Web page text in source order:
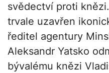
svědectví proti
trvale uzavřen
ředitel agentury
Aleksandr Yatsko
bývalému knězi